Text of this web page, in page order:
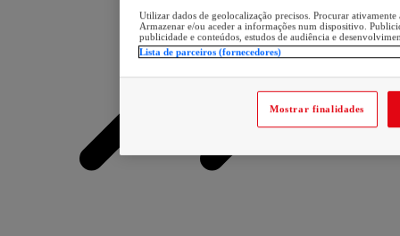
Utilizar dados de geolocalização precisos. Procurar
Armazenar e/ou aceder a informações num dispositivo.
publicidade e conteúdos, estudos de audiência e
Lista de parceiros (fornecedores)
Mostrar finalidades